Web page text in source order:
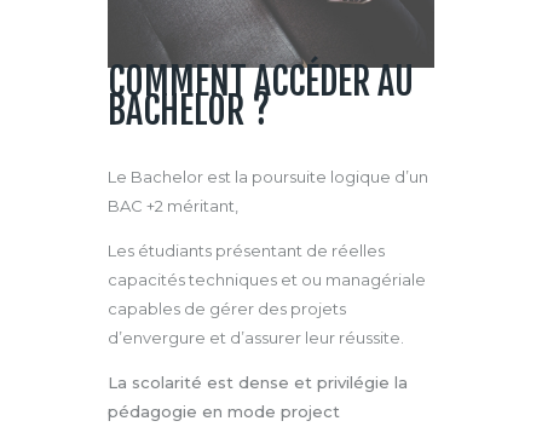
COMMENT ACCÉDER AU
BACHELOR ?
Le Bachelor est la poursuite logique d’un
BAC +2 méritant,
Les étudiants présentant de réelles
capacités techniques et ou managériale
capables de gérer des projets
d’envergure et d’assurer leur réussite.
La scolarité est dense et privilégie la
pédagogie en mode project